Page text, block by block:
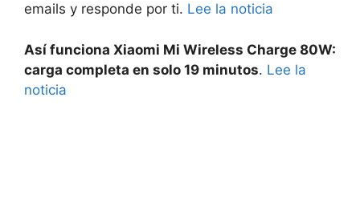
emails y responde por ti. Lee la noticia
Así funciona Xiaomi Mi Wireless Charge 80W:
carga completa en solo 19 minutos. Lee la
noticia